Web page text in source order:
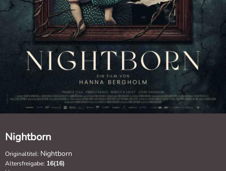
Nightborn
Originaltitel: Nightborn
Altersfreigabe: 16(16)